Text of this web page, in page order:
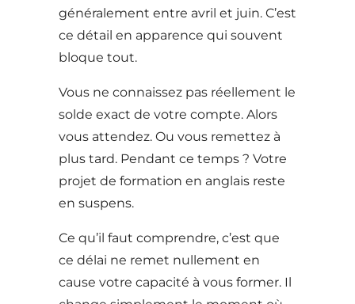
généralement entre avril et juin. C’est
ce détail en apparence qui souvent
bloque tout.
Vous ne connaissez pas réellement le
solde exact de votre compte. Alors
vous attendez. Ou vous remettez à
plus tard. Pendant ce temps ? Votre
projet de formation en anglais reste
en suspens.
Ce qu’il faut comprendre, c’est que
ce délai ne remet nullement en
cause votre capacité à vous former. Il